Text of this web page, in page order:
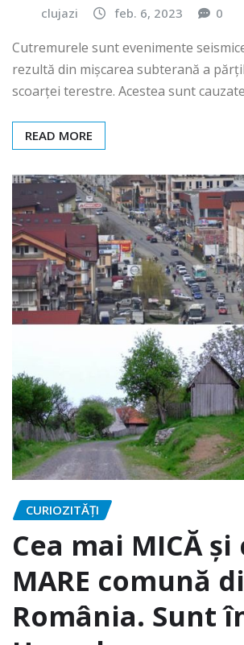
clujazi feb. 6, 2023 0
Cutremurele sunt evenimente
rezultă din mișcarea subterană a
scoarței terestre. Acestea sunt
READ MORE
CURIOZITĂȚI
Cea mai MICĂ
MARE comună
România. Sunt